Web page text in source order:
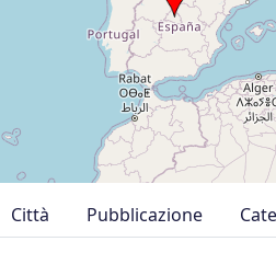
Città Pubblicazione